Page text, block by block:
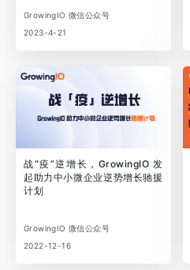
GrowingIO 微信公众号
2023-4-21
战“疫”逆增长，GrowingIO 发
起助力中小微企业逆势增长驰援
计划
GrowingIO 微信公众号
2022-12-16